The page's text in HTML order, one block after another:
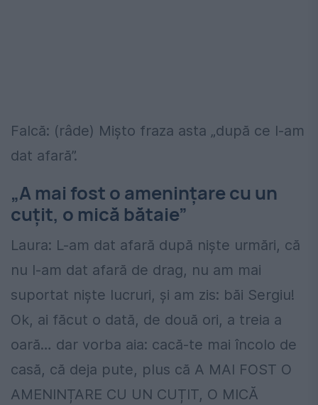
Falcă: (râde) Mișto fraza asta „după ce l-am
dat afară”.
„A mai fost o amenințare cu un
cuțit, o mică bătaie”
Laura: L-am dat afară după niște urmări, că
nu l-am dat afară de drag, nu am mai
suportat niște lucruri, și am zis: băi Sergiu!
Ok, ai făcut o dată, de două ori, a treia a
oară… dar vorba aia: cacă-te mai încolo de
casă, că deja pute, plus că A MAI FOST O
AMENINȚARE CU UN CUȚIT, O MICĂ